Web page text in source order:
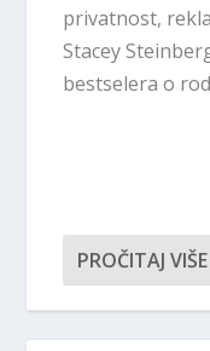
privatnost,
Stacey
bestselera o
PROČITAJ VIŠE